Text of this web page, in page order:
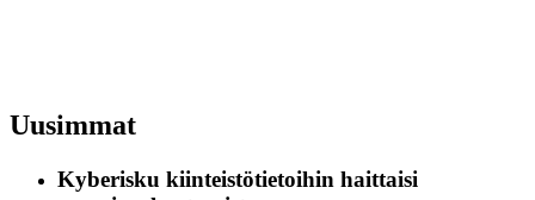
Uusimmat
Kyberisku kiinteistötietoihin haittaisi